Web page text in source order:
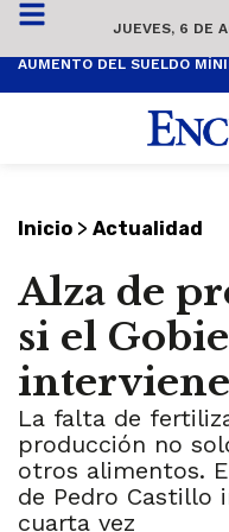
JUEVES, 6 DE
Inicio > Actualidad
Alza de
si el
La falta de
producción no
otros alimentos.
de Pedro Castillo
cuarta vez